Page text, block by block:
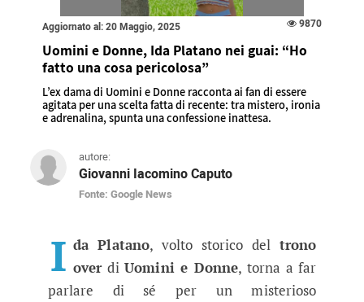
Aggiornato al: 20 Maggio, 2025 9870
Uomini e Donne, Ida Platano nei guai: “Ho
fatto una cosa pericolosa”
L’ex dama di Uomini e Donne racconta ai fan di essere
agitata per una scelta fatta di recente: tra mistero, ironia
e adrenalina, spunta una confessione inattesa.
autore:
Giovanni Iacomino Caputo
Fonte: Google News
Uomini e Donne, Ida Platano
I da Platano, volto storico del trono
overdiUomini e Donne, torna a far
parlare di sé per un misterioso